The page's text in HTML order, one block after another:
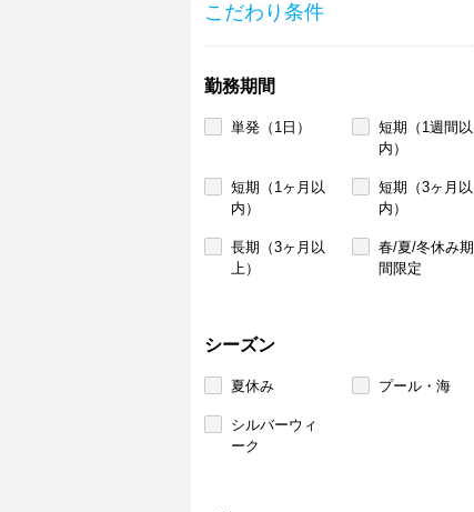
こだわり条件
勤務期間
単発（1日）
短期（1週間以
内）
短期（1ヶ月以
内）
短期（3ヶ月以
内）
長期（3ヶ月以
上）
春/夏/冬休み期
間限定
シーズン
夏休み プール・海
シルバーウィ
ーク